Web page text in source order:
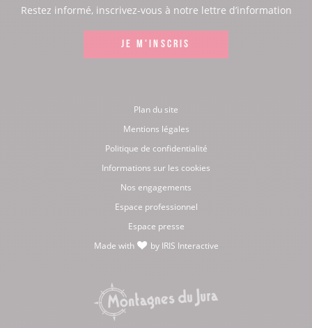
FacebookInstagramLinkedInYoutube
Restez informé, inscrivez-vous à notre lettre d’information
JE M'INSCRIS
Plan du site
Mentions légales
Politique de confidentialité
Informations sur les cookies
Nos engagements
Espace professionnel
Espace presse
Made with
by IRIS Interactive